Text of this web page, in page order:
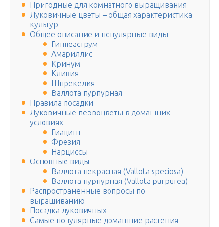
Пригодные для комнатного выращивания
Луковичные цветы – общая характеристика
культур
Общее описание и популярные виды
Гиппеаструм
Амариллис
Кринум
Кливия
Шпрекелия
Валлота пурпурная
Правила посадки
Луковичные первоцветы в домашних
условиях
Гиацинт
Фрезия
Нарциссы
Основные виды
Валлота пекрасная (Vallota speciosa)
Валлота пурпурная (Vallota purpurea)
Распространенные вопросы по
выращиванию
Посадка луковичных
Самые популярные домашние растения